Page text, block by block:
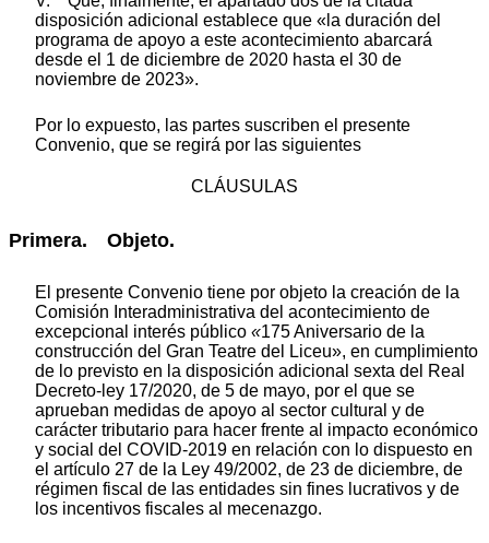
disposición adicional establece que «la duración del
programa de apoyo a este acontecimiento abarcará
desde el 1 de diciembre de 2020 hasta el 30 de
noviembre de 2023».
Por lo expuesto, las partes suscriben el presente
Convenio, que se regirá por las siguientes
CLÁUSULAS
Primera. Objeto.
El presente Convenio tiene por objeto la creación de la
Comisión Interadministrativa del acontecimiento de
excepcional interés público «175 Aniversario de la
construcción del Gran Teatre del Liceu», en cumplimiento
de lo previsto en la disposición adicional sexta del Real
Decreto-ley 17/2020, de 5 de mayo, por el que se
aprueban medidas de apoyo al sector cultural y de
carácter tributario para hacer frente al impacto económico
y social del COVID-2019 en relación con lo dispuesto en
el artículo 27 de la Ley 49/2002, de 23 de diciembre, de
régimen fiscal de las entidades sin fines lucrativos y de
los incentivos fiscales al mecenazgo.